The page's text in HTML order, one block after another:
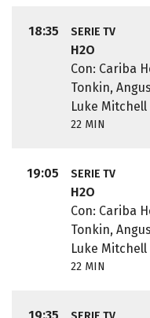
18:35 SERIE TV
H2O
Con: Cariba
Tonkin,
Luke Mitchell
22 MIN
19:05 SERIE TV
H2O
Con: Cariba
Tonkin,
Luke Mitchell
22 MIN